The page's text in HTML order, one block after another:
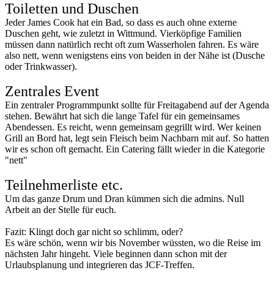
Toiletten und Duschen
Jeder James Cook hat ein Bad, so dass es auch ohne externe
Duschen geht, wie zuletzt in Wittmund. Vierköpfige Familien
müssen dann natürlich recht oft zum Wasserholen fahren. Es wäre
also nett, wenn wenigstens eins von beiden in der Nähe ist (Dusche
oder Trinkwasser).
Zentrales Event
Ein zentraler Programmpunkt sollte für Freitagabend auf der Agenda
stehen. Bewährt hat sich die lange Tafel für ein gemeinsames
Abendessen. Es reicht, wenn gemeinsam gegrillt wird. Wer keinen
Grill an Bord hat, legt sein Fleisch beim Nachbarn mit auf. So hatten
wir es schon oft gemacht. Ein Catering fällt wieder in die Kategorie
"nett"
Teilnehmerliste etc.
Um das ganze Drum und Dran kümmen sich die admins. Null
Arbeit an der Stelle für euch.
Fazit: Klingt doch gar nicht so schlimm, oder?
Es wäre schön, wenn wir bis November wüssten, wo die Reise im
nächsten Jahr hingeht. Viele beginnen dann schon mit der
Urlaubsplanung und integrieren das JCF-Treffen.